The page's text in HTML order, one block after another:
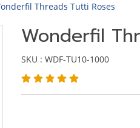
Threads Tutti Roses
Wonderfil
SKU : WDF-TU10-1000